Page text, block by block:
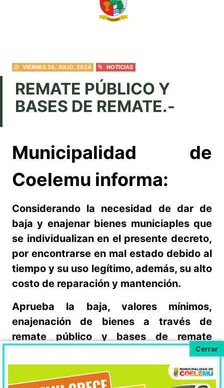
VIERNES 26, JULIO, 2024 NOTICIAS
REMATE PÚBLICO Y
BASES DE REMATE.-
Municipalidad de
Coelemu informa:
Considerando la necesidad de dar de
baja y enajenar bienes municiaples que
se individualizan en el presente decreto,
por encontrarse en mal estado debido al
tiempo y su uso legítimo, además, su alto
costo de reparación y mantención.
Aprueba la baja, valores mínimos,
enajenación de bienes a través de
remate público y bases de remate
público de maquinaria, vehículos y
bienes muebles menores, de acuerdo a
lo que indica el decreto alcaldicio exento